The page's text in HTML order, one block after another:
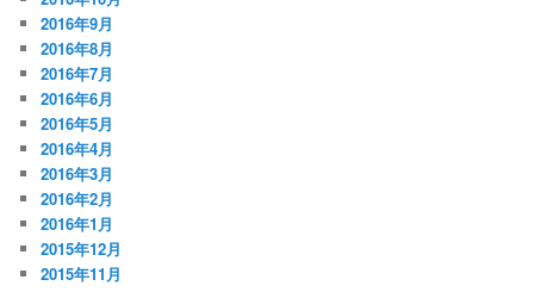
2016年9月
2016年8月
2016年7月
2016年6月
2016年5月
2016年4月
2016年3月
2016年2月
2016年1月
2015年12月
2015年11月